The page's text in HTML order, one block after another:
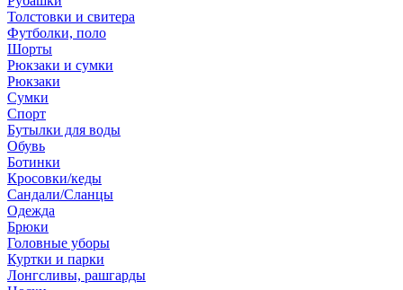
Толстовки и свитера
Футболки, поло
Шорты
Рюкзаки и сумки
Рюкзаки
Сумки
Спорт
Бутылки для воды
Обувь
Ботинки
Кросовки/кеды
Сандали/Сланцы
Одежда
Брюки
Головные уборы
Куртки и парки
Лонгсливы, рашгарды